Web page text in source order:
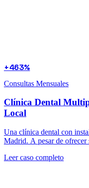
+463%
Consultas Mensuales
Clínica Dental
Local
Una clínica dental con
Madrid. A pesar de ofrecer
Leer caso completo